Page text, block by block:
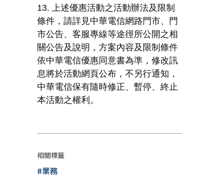
13. 上述優惠活動之活動辦法及限制
條件，請詳見中華電信網路門市、門
市公告、客服專線等途徑所公開之相
關公告及說明，方案內容及限制條件
依中華電信優惠同意書為準，修改訊
息將於活動網頁公布，不另行通知，
中華電信保有隨時修正、暫停、終止
本活動之權利。
相關標籤
#業務